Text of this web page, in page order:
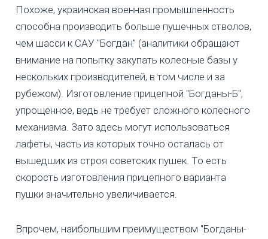
Похоже, украинская военная промышленность
способна производить больше пушечных стволов,
чем шасси к САУ "Богдан" (аналитики обращают
внимание на попытку закупать колесные базы у
нескольких производителей, в том числе и за
рубежом). Изготовление прицепной "Богданы-Б",
упрощенное, ведь не требует сложного колесного
механизма. Зато здесь могут использоваться
лафеты, часть из которых точно осталась от
вышедших из строя советских пушек. То есть
скорость изготовления прицепного варианта
пушки значительно увеличивается.
Впрочем, наибольшим преимуществом "Богданы-